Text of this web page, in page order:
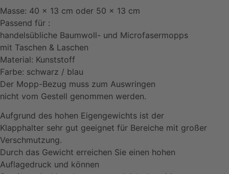
Masse: 40 x 13 cm oder 50 x 13 cm
Passend für :
handelsübliche Baumwoll- und Microfasermopps
mit Taschen & Laschen
Material: Kunststoff
Farbe: schwarz / blau
Der Mopp-Bezug muss zum Auswringen
nicht vom Gestell genommen werden.
Aufgrund des hohen Eigengewichts ist der
Klapphalter sehr gut geeignet für Bereiche mit großer
Verschmutzung.
Durch das Gewicht erreichen Sie einen hohen
Auflagedruck und können